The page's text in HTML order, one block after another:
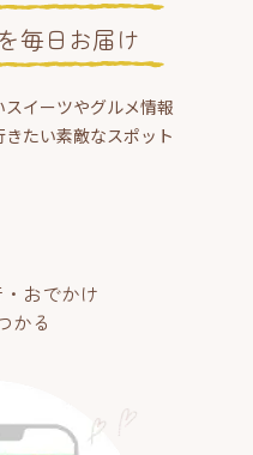
毎日お届け
イーツやグルメ情報
たい素敵なスポット
おでかけ
かる